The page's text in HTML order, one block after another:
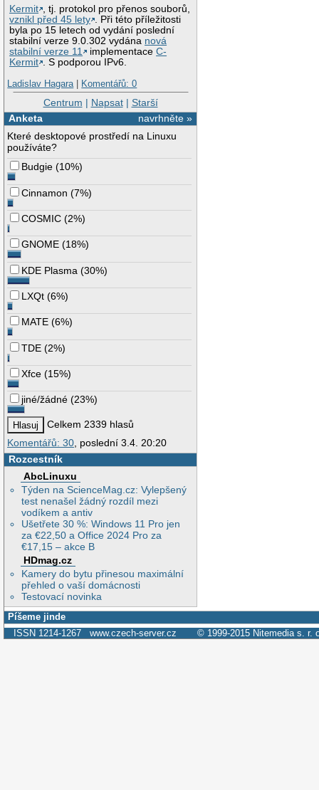
Kermit , tj. protokol pro přenos souborů,
vznikl před 45 lety . Při této příležitosti
byla po 15 letech od vydání poslední
stabilní verze 9.0.302 vydána nová
stabilní verze 11
implementaceC-
Kermit . S podporou IPv6.
Ladislav Hagara| Komentářů: 0
Centrum | Napsat| Starší
navrhněte »
Anketa
Které desktopové prostředí na Linuxu
používáte?
Budgie (10%)
Cinnamon (7%)
COSMIC (2%)
GNOME (18%)
KDE Plasma (30%)
LXQt (6%)
MATE (6%)
TDE (2%)
Xfce (15%)
jiné/žádné (23%)
Celkem 2339 hlasů
Komentářů: 30 , poslední 3.4. 20:20
Rozcestník
AbcLinuxu
Týden na ScienceMag.cz: Vylepšený
test nenašel žádný rozdíl mezi
vodíkem a antiv
Ušetřete 30 %: Windows 11 Pro jen
za €22,50 a Office 2024 Pro za
€17,15 – akce B
HDmag.cz
Kamery do bytu přinesou maximální
přehled o vaší domácnosti
Testovací novinka
Píšeme jinde
ISSN 1214-1267 www.czech-server.cz © 1999-2015 Nitemedia s. r.